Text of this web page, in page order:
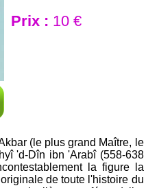
Prix : 10 €
(le plus grand Maître, le
'd-Dîn ibn 'Arabî (558-638
la figure la
de toute l'histoire du